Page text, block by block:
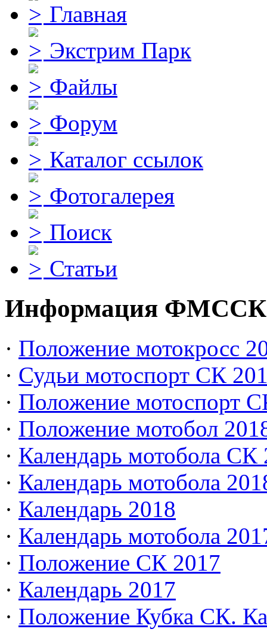
Главная
Экстрим Парк
Файлы
Форум
Каталог ссылок
Фотогалерея
Поиск
Статьи
Информация ФМССК
· Положение мотокросс
· Судьи мотоспорт СК
· Положение мотоспорт
· Положение мотобол
· Календарь мотобола СК
· Календарь мотобола
· Календарь 2018
· Календарь мотобола
· Положение СК 2017
· Календарь 2017
· Положение Кубка СК.